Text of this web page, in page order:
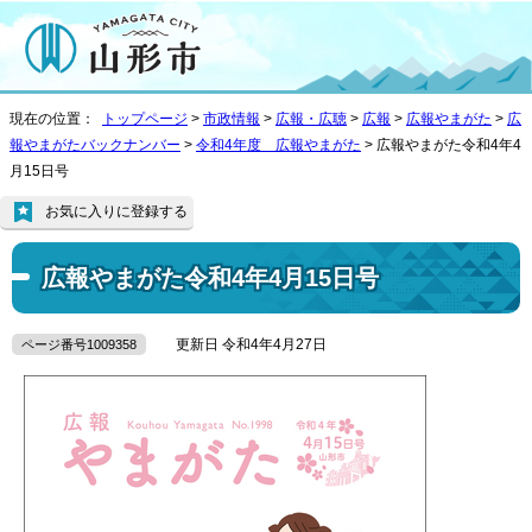
現在の位置： トップページ > 市政情報 > 広報・広聴 > 広報 > 広報やまがた > 広
報やまがたバックナンバー > 令和4年度 広報やまがた > 広報やまがた令和4年4
月15日号
広報やまがた令和4年4月15日号
お気に入りに登録する
ページ番号1009358 更新日 令和4年4月27日